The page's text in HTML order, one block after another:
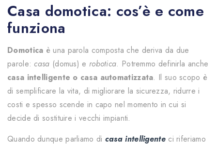
Casa domotica: cos’è e come
funziona
Domotica è una parola composta che deriva da due
parole:casa (domus) e robotica. Potremmo definirla anche
casa intelligente o casa automatizzata. Il suo scopo è
di semplificare la vita, di migliorare la sicurezza, ridurre i
costi e spesso scende in capo nel momento in cui si
decide di sostituire i vecchi impianti.
Quando dunque parliamo di casa intelligenteci riferiamo